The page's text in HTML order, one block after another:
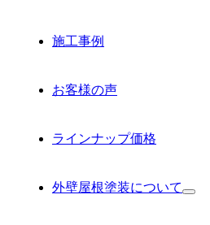
施工事例
お客様の声
ラインナップ価格
外壁屋根塗装について
サ